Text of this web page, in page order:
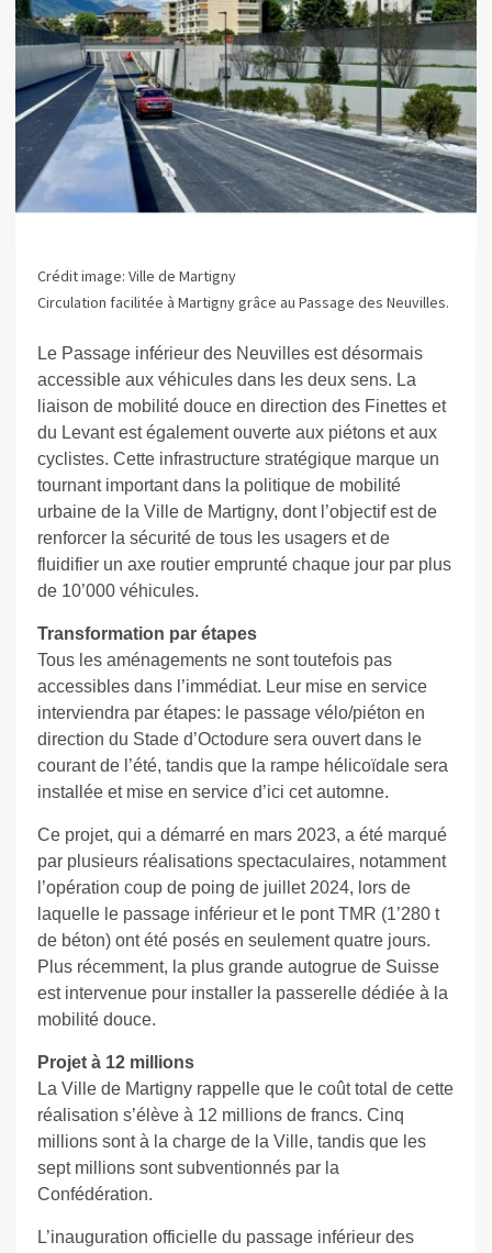
Crédit image: Ville de Martigny
Circulation facilitée à Martigny grâce au Passage des Neuvilles.
Le Passage inférieur des Neuvilles est désormais
accessible aux véhicules dans les deux sens. La
liaison de mobilité douce en direction des Finettes et
du Levant est également ouverte aux piétons et aux
cyclistes. Cette infrastructure stratégique marque un
tournant important dans la politique de mobilité
urbaine de la Ville de Martigny, dont l’objectif est de
renforcer la sécurité de tous les usagers et de
fluidifier un axe routier emprunté chaque jour par plus
de 10’000 véhicules.
Transformation par étapes
Tous les aménagements ne sont toutefois pas
accessibles dans l’immédiat. Leur mise en service
interviendra par étapes: le passage vélo/piéton en
direction du Stade d’Octodure sera ouvert dans le
courant de l’été, tandis que la rampe hélicoïdale sera
installée et mise en service d’ici cet automne.
Ce projet, qui a démarré en mars 2023, a été marqué
par plusieurs réalisations spectaculaires, notamment
l’opération coup de poing de juillet 2024, lors de
laquelle le passage inférieur et le pont TMR (1’280 t
de béton) ont été posés en seulement quatre jours.
Plus récemment, la plus grande autogrue de Suisse
est intervenue pour installer la passerelle dédiée à la
mobilité douce.
Projet à 12 millions
La Ville de Martigny rappelle que le coût total de cette
réalisation s’élève à 12 millions de francs. Cinq
millions sont à la charge de la Ville, tandis que les
sept millions sont subventionnés par la
Confédération.
L’inauguration officielle du passage inférieur des